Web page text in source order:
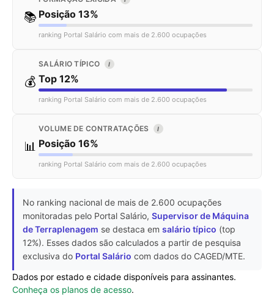
📚 Posição 13%
ranking Portal Salário com mais de 2.600 ocupações
💰
SALÁRIO TÍPICO I
Top 12%
ranking Portal Salário com mais de 2.600 ocupações
📊
VOLUME DE CONTRATAÇÕES I
Posição 16%
ranking Portal Salário com mais de 2.600 ocupações
No ranking nacional de mais de 2.600 ocupações
monitoradas pelo Portal Salário, Supervisor de Máquina
de Terraplenagem se destaca em salário típico (top
12%). Esses dados são calculados a partir de pesquisa
exclusiva do Portal Salário com dados do CAGED/MTE.
Dados por estado e cidade disponíveis para assinantes.
Conheça os planos de acesso.